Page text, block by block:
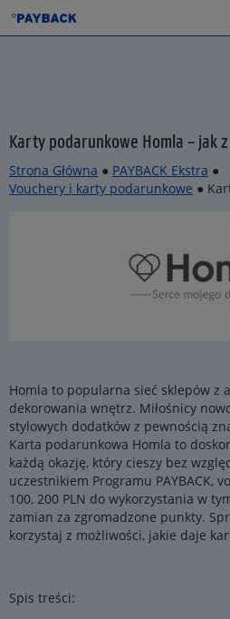
Karty podarunkowe Homla – jak
Strona Główna ● PAYBACK Ekstra ●
Vouchery i karty podarunkowe ●
Homla to popularna sieć sklepów z
dekorowania wnętrz. Miłośnicy
stylowych dodatków z pewnością
Karta podarunkowa Homla to
każdą okazję, który cieszy bez
uczestnikiem Programu PAYBACK,
100, 200 PLN do wykorzystania w
zamian za zgromadzone punkty.
korzystaj z możliwości, jakie daje
Spis treści: